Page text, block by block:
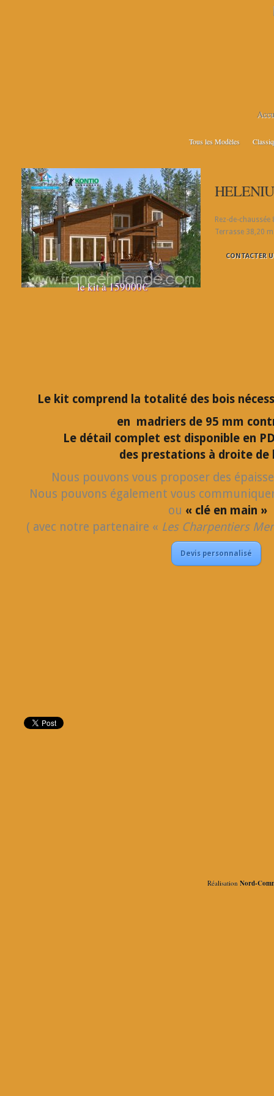
Tous les Modèles
le kit à 159000€
Rez-de-
Terrasse 38,20
CONTACTER
Le kit comprend la totalité des bois
en madriers de 95 mm
Le détail complet est disponible en
des prestations à droite de
Nous pouvons vous proposer des
Nous pouvons également vous
ou « clé en main »
( avec notre partenaire « Les Charpentiers
Devis personnalisé
Réalisation Nord-